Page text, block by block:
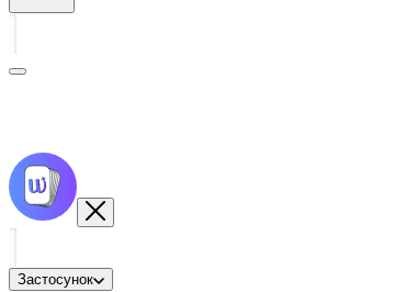
Застосунок